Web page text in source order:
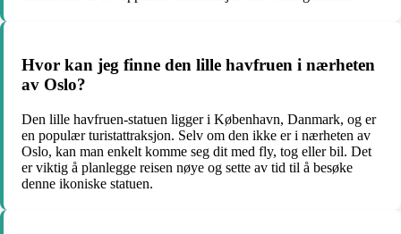
Hvor kan jeg finne den lille havfruen i nærheten
av Oslo?
Den lille havfruen-statuen ligger i København, Danmark, og er
en populær turistattraksjon. Selv om den ikke er i nærheten av
Oslo, kan man enkelt komme seg dit med fly, tog eller bil. Det
er viktig å planlegge reisen nøye og sette av tid til å besøke
denne ikoniske statuen.